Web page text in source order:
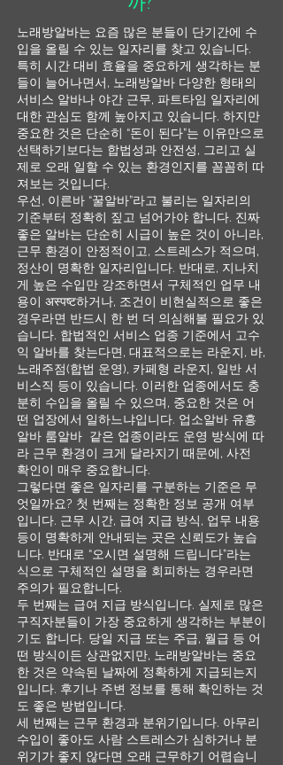
노래방알바는 요즘 많은 분들이 단기간에 수
입을 올릴 수 있는 일자리를 찾고 있습니다.
특히 시간 대비 효율을 중요하게 생각하는 분
들이 늘어나면서, 노래방알바 다양한 형태의
서비스 알바나 야간 근무, 파트타임 일자리에
대한 관심도 함께 높아지고 있습니다. 하지만
중요한 것은 단순히 “돈이 된다”는 이유만으로
선택하기보다는 합법성과 안전성, 그리고 실
제로 오래 일할 수 있는 환경인지를 꼼꼼히 따
져보는 것입니다.
우선, 이른바 “꿀알바”라고 불리는 일자리의
기준부터 정확히 짚고 넘어가야 합니다. 진짜
좋은 알바는 단순히 시급이 높은 것이 아니라,
근무 환경이 안정적이고, 스트레스가 적으며,
정산이 명확한 일자리입니다. 반대로, 지나치
게 높은 수입만 강조하면서 구체적인 업무 내
용이 अस्पष्ट하거나, 조건이 비현실적으로 좋은
경우라면 반드시 한 번 더 의심해볼 필요가 있
습니다. 합법적인 서비스 업종 기준에서 고수
익 알바를 찾는다면, 대표적으로는 라운지, 바,
노래주점(합법 운영), 카페형 라운지, 일반 서
비스직 등이 있습니다. 이러한 업종에서도 충
분히 수입을 올릴 수 있으며, 중요한 것은 어
떤 업장에서 일하느냐입니다. 업소알바 유흥
알바 룸알바 같은 업종이라도 운영 방식에 따
라 근무 환경이 크게 달라지기 때문에, 사전
확인이 매우 중요합니다.
그렇다면 좋은 일자리를 구분하는 기준은 무
엇일까요? 첫 번째는 정확한 정보 공개 여부
입니다. 근무 시간, 급여 지급 방식, 업무 내용
등이 명확하게 안내되는 곳은 신뢰도가 높습
니다. 반대로 “오시면 설명해 드립니다”라는
식으로 구체적인 설명을 회피하는 경우라면
주의가 필요합니다.
두 번째는 급여 지급 방식입니다. 실제로 많은
구직자분들이 가장 중요하게 생각하는 부분이
기도 합니다. 당일 지급 또는 주급, 월급 등 어
떤 방식이든 상관없지만, 노래방알바는 중요
한 것은 약속된 날짜에 정확하게 지급되는지
입니다. 후기나 주변 정보를 통해 확인하는 것
도 좋은 방법입니다.
세 번째는 근무 환경과 분위기입니다. 아무리
수입이 좋아도 사람 스트레스가 심하거나 분
위기가 좋지 않다면 오래 근무하기 어렵습니